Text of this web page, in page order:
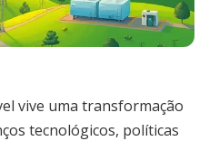
vive uma transformação
tecnológicos, políticas